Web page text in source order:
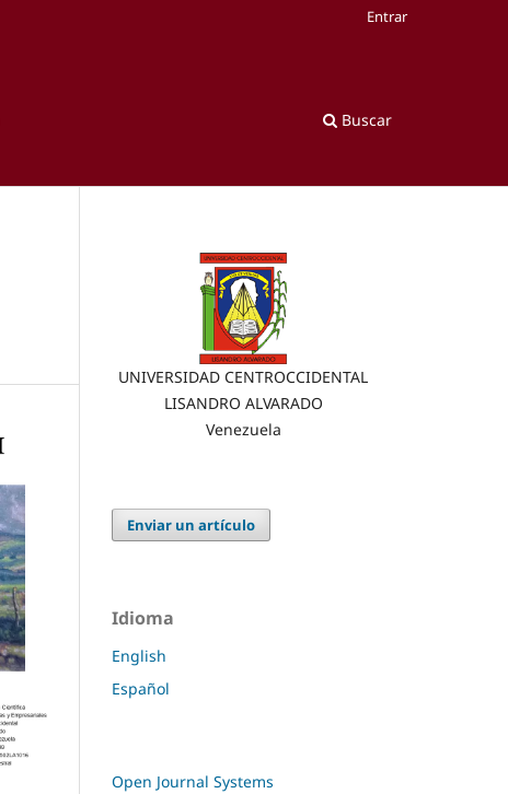
Buscar
Entrar
UNIVERSIDAD CENTROCCIDENTAL
LISANDRO ALVARADO
Venezuela
Enviar un artículo
Idioma
English
Español
Open Journal Systems